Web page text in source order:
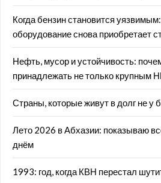
Когда бензин становится
оборудование снова приобретает
Нефть, мусор и устойчивость:
принадлежать не только крупным
Страны, которые живут в долг не у
Лето 2026 в Абхазии: показываю
днём
1993: год, когда КВН перестал